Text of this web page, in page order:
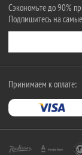
Сэкономьте до 90%
Подпишитесь на
Принимаем к оплате: